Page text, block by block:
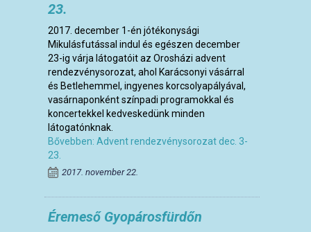
23.
2017. december 1-én jótékonysági
Mikulásfutással indul és egészen december
23-ig várja látogatóit az Orosházi advent
rendezvénysorozat, ahol Karácsonyi vásárral
és Betlehemmel, ingyenes korcsolyapályával,
vasárnaponként színpadi programokkal és
koncertekkel kedveskedünk minden
látogatónknak.
Bővebben: Advent rendezvénysorozat dec. 3-
23.
2017. november 22.
Éremeső Gyopárosfürdőn